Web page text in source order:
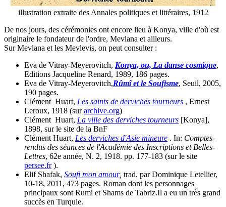
illustration extraite des Annales politiques et littéraires, 1912
De nos jours, des cérémonies ont encore lieu à Konya, ville d'où est
originaire le fondateur de l'ordre, Mevlana et ailleurs.
Sur Mevlana et les Mevlevis, on peut consulter :
Eva de Vitray-Meyerovitch, Konya, ou, La danse cosmique,
Editions Jacqueline Renard, 1989, 186 pages.
Eva de Vitray-Meyerovitch,Rûmî et le Soufisme, Seuil, 2005,
190 pages.
Clément Huart, Les saints de derviches tourneurs , Ernest
Leroux, 1918 (surarchive.org)
Clément Huart, La ville des derviches tourneurs [Konya],
1898, sur le site de la BnF
Clément Huart, Les derviches d'Asie mineure . In: Comptes-
rendus des séances de l'Académie des Inscriptions et Belles-
Lettres, 62e année, N. 2, 1918. pp. 177-183 (sur le site
persee.fr).
Elif Shafak, Soufi mon amour, trad. par Dominique Letellier,
10-18, 2011, 473 pages. Roman dont les personnages
principaux sont Rumi et Shams de Tabriz.Il a eu un très grand
succès en Turquie.